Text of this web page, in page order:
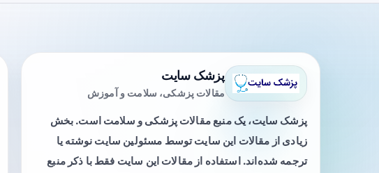
پزشک سایت
مقالات پزشکی، سلامت و آموزش
پزشک سایت، یک منبع مقالات پزشکی و سلامت است. بخش
زیادی از مقالات این سایت توسط مسئولین سایت نوشته یا
ترجمه شده‌اند. استفاده از مقالات این سایت فقط با ذکر منبع